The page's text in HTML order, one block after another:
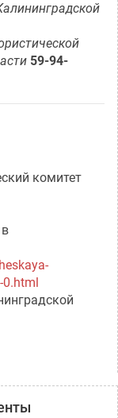
59-94-
комитет
0.html